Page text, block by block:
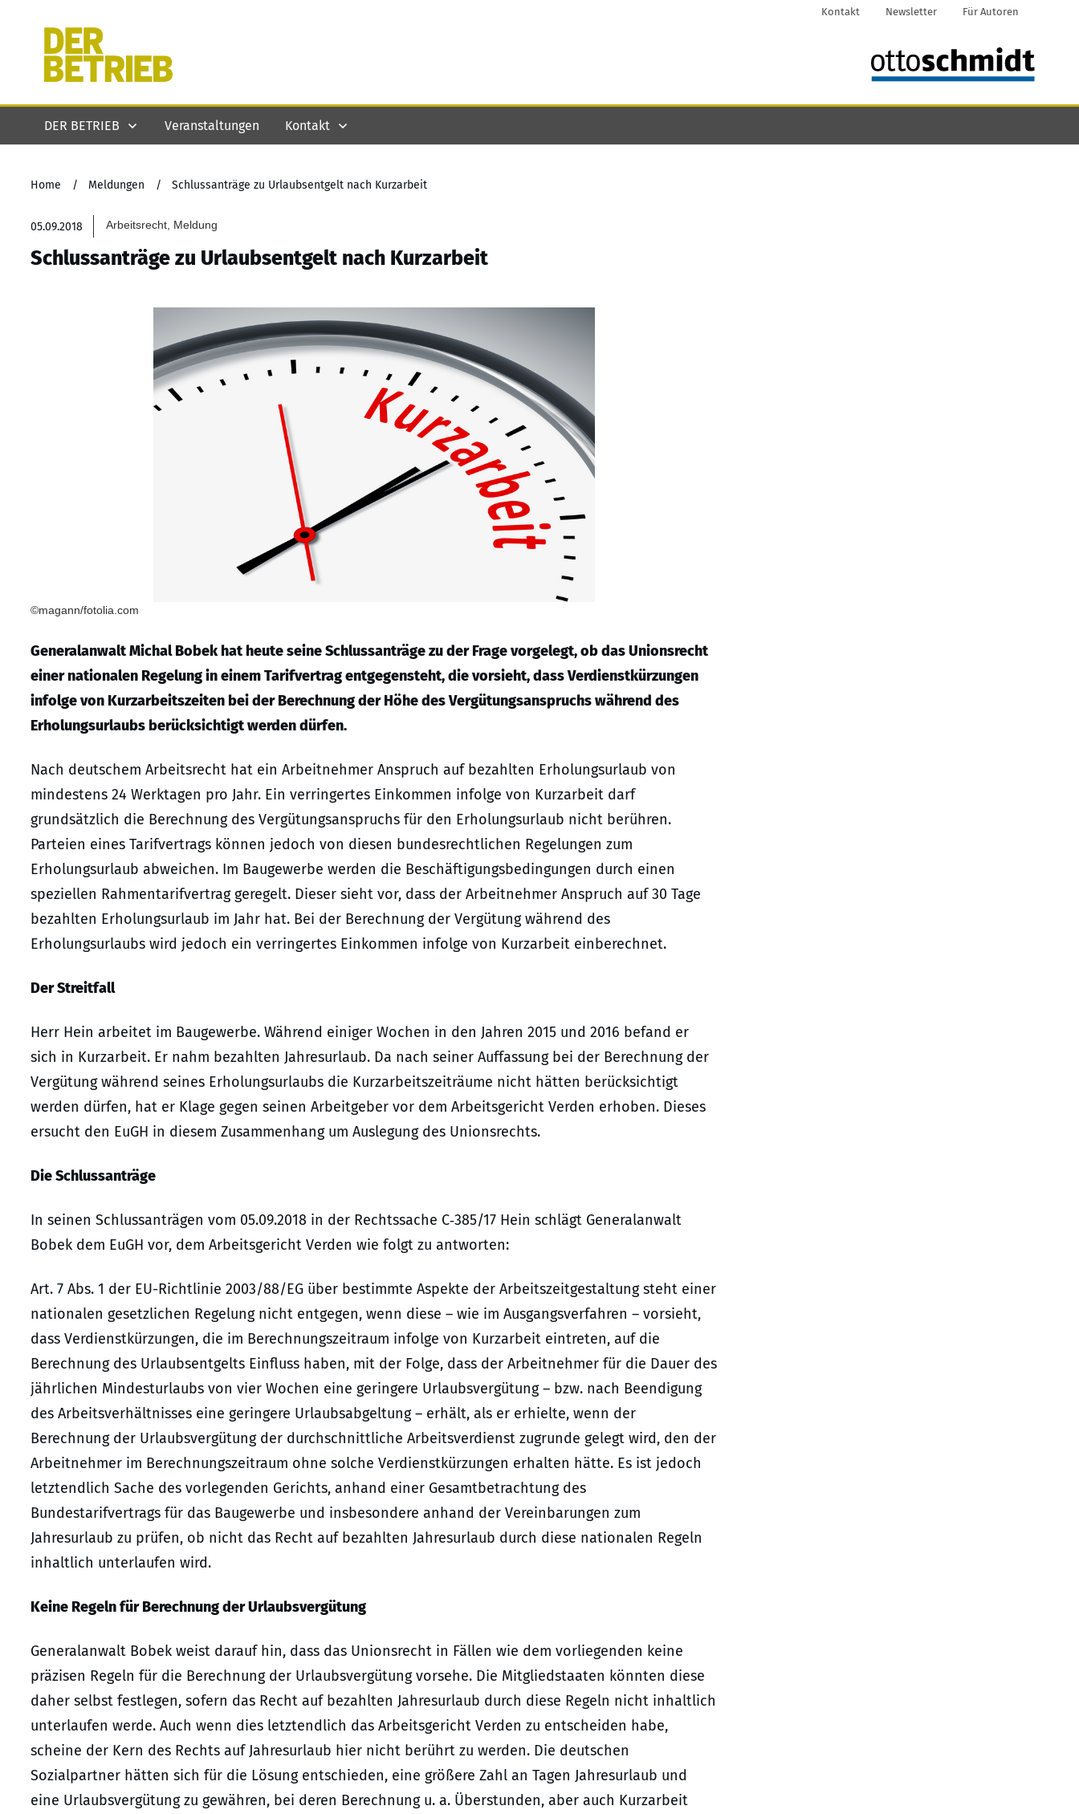
Kontakt Newsletter Für Autoren
DER BETRIEB Veranstaltungen Kontakt
Home / Meldungen / Schlussanträge zu Urlaubsentgelt nach Kurzarbeit
05.09.2018 Arbeitsrecht, Meldung
Schlussanträge zu Urlaubsentgelt nach Kurzarbeit
©magann/fotolia.com
Generalanwalt Michal Bobek hat heute seine Schlussanträge zu der Frage vorgelegt, ob das Unionsrecht
einer nationalen Regelung in einem Tarifvertrag entgegensteht, die vorsieht, dass Verdienstkürzungen
infolge von Kurzarbeitszeiten bei der Berechnung der Höhe des Vergütungsanspruchs während des
Erholungsurlaubs berücksichtigt werden dürfen.
Nach deutschem Arbeitsrecht hat ein Arbeitnehmer Anspruch auf bezahlten Erholungsurlaub von
mindestens 24 Werktagen pro Jahr. Ein verringertes Einkommen infolge von Kurzarbeit darf
grundsätzlich die Berechnung des Vergütungsanspruchs für den Erholungsurlaub nicht berühren.
Parteien eines Tarifvertrags können jedoch von diesen bundesrechtlichen Regelungen zum
Erholungsurlaub abweichen. Im Baugewerbe werden die Beschäftigungsbedingungen durch einen
speziellen Rahmentarifvertrag geregelt. Dieser sieht vor, dass der Arbeitnehmer Anspruch auf 30 Tage
bezahlten Erholungsurlaub im Jahr hat. Bei der Berechnung der Vergütung während des
Erholungsurlaubs wird jedoch ein verringertes Einkommen infolge von Kurzarbeit einberechnet.
Der Streitfall
Herr Hein arbeitet im Baugewerbe. Während einiger Wochen in den Jahren 2015 und 2016 befand er
sich in Kurzarbeit. Er nahm bezahlten Jahresurlaub. Da nach seiner Auffassung bei der Berechnung der
Vergütung während seines Erholungsurlaubs die Kurzarbeitszeiträume nicht hätten berücksichtigt
werden dürfen, hat er Klage gegen seinen Arbeitgeber vor dem Arbeitsgericht Verden erhoben. Dieses
ersucht den EuGH in diesem Zusammenhang um Auslegung des Unionsrechts.
Die Schlussanträge
In seinen Schlussanträgen vom 05.09.2018 in der Rechtssache C‑385/17 Hein schlägt Generalanwalt
Bobek dem EuGH vor, dem Arbeitsgericht Verden wie folgt zu antworten:
Art. 7 Abs. 1 der EU-Richtlinie 2003/88/EG über bestimmte Aspekte der Arbeitszeitgestaltung steht einer
nationalen gesetzlichen Regelung nicht entgegen, wenn diese – wie im Ausgangsverfahren – vorsieht,
dass Verdienstkürzungen, die im Berechnungszeitraum infolge von Kurzarbeit eintreten, auf die
Berechnung des Urlaubsentgelts Einfluss haben, mit der Folge, dass der Arbeitnehmer für die Dauer des
jährlichen Mindesturlaubs von vier Wochen eine geringere Urlaubsvergütung – bzw. nach Beendigung
des Arbeitsverhältnisses eine geringere Urlaubsabgeltung – erhält, als er erhielte, wenn der
Berechnung der Urlaubsvergütung der durchschnittliche Arbeitsverdienst zugrunde gelegt wird, den der
Arbeitnehmer im Berechnungszeitraum ohne solche Verdienstkürzungen erhalten hätte. Es ist jedoch
letztendlich Sache des vorlegenden Gerichts, anhand einer Gesamtbetrachtung des
Bundestarifvertrags für das Baugewerbe und insbesondere anhand der Vereinbarungen zum
Jahresurlaub zu prüfen, ob nicht das Recht auf bezahlten Jahresurlaub durch diese nationalen Regeln
inhaltlich unterlaufen wird.
Keine Regeln für Berechnung der Urlaubsvergütung
Generalanwalt Bobek weist darauf hin, dass das Unionsrecht in Fällen wie dem vorliegenden keine
präzisen Regeln für die Berechnung der Urlaubsvergütung vorsehe. Die Mitgliedstaaten könnten diese
daher selbst festlegen, sofern das Recht auf bezahlten Jahresurlaub durch diese Regeln nicht inhaltlich
unterlaufen werde. Auch wenn dies letztendlich das Arbeitsgericht Verden zu entscheiden habe,
scheine der Kern des Rechts auf Jahresurlaub hier nicht berührt zu werden. Die deutschen
Sozialpartner hätten sich für die Lösung entschieden, eine größere Zahl an Tagen Jahresurlaub und
eine Urlaubsvergütung zu gewähren, bei deren Berechnung u. a. Überstunden, aber auch Kurzarbeit